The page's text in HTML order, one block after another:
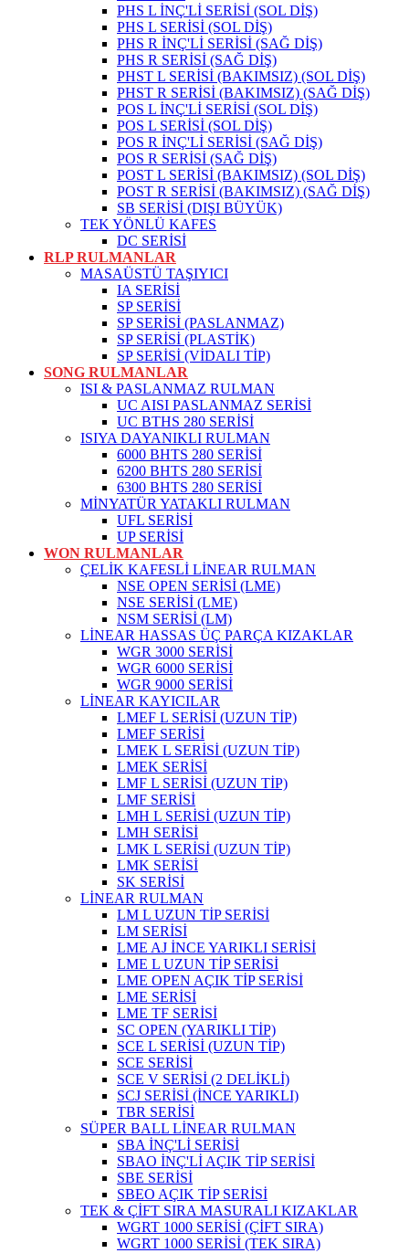
PHS L İNÇ'Lİ SERİSİ (SOL DİŞ)
PHS L SERİSİ (SOL DİŞ)
PHS R İNÇ'Lİ SERİSİ (SAĞ DİŞ)
PHS R SERİSİ (SAĞ DİŞ)
PHST L SERİSİ (BAKIMSIZ) (SOL DİŞ)
PHST R SERİSİ (BAKIMSIZ) (SAĞ DİŞ)
POS L İNÇ'Lİ SERİSİ (SOL DİŞ)
POS L SERİSİ (SOL DİŞ)
POS R İNÇ'Lİ SERİSİ (SAĞ DİŞ)
POS R SERİSİ (SAĞ DİŞ)
POST L SERİSİ (BAKIMSIZ) (SOL DİŞ)
POST R SERİSİ (BAKIMSIZ) (SAĞ DİŞ)
SB SERİSİ (DIŞI BÜYÜK)
TEK YÖNLÜ KAFES
DC SERİSİ
RLP RULMANLAR
MASAÜSTÜ TAŞIYICI
IA SERİSİ
SP SERİSİ
SP SERİSİ (PASLANMAZ)
SP SERİSİ (PLASTİK)
SP SERİSİ (VİDALI TİP)
SONG RULMANLAR
ISI & PASLANMAZ RULMAN
UC AISI PASLANMAZ SERİSİ
UC BTHS 280 SERİSİ
ISIYA DAYANIKLI RULMAN
6000 BHTS 280 SERİSİ
6200 BHTS 280 SERİSİ
6300 BHTS 280 SERİSİ
MİNYATÜR YATAKLI RULMAN
UFL SERİSİ
UP SERİSİ
WON RULMANLAR
ÇELİK KAFESLİ LİNEAR RULMAN
NSE OPEN SERİSİ (LME)
NSE SERİSİ (LME)
NSM SERİSİ (LM)
LİNEAR HASSAS ÜÇ PARÇA KIZAKLAR
WGR 3000 SERİSİ
WGR 6000 SERİSİ
WGR 9000 SERİSİ
LİNEAR KAYICILAR
LMEF L SERİSİ (UZUN TİP)
LMEF SERİSİ
LMEK L SERİSİ (UZUN TİP)
LMEK SERİSİ
LMF L SERİSİ (UZUN TİP)
LMF SERİSİ
LMH L SERİSİ (UZUN TİP)
LMH SERİSİ
LMK L SERİSİ (UZUN TİP)
LMK SERİSİ
SK SERİSİ
LİNEAR RULMAN
LM L UZUN TİP SERİSİ
LM SERİSİ
LME AJ İNCE YARIKLI SERİSİ
LME L UZUN TİP SERİSİ
LME OPEN AÇIK TİP SERİSİ
LME SERİSİ
LME TF SERİSİ
SC OPEN (YARIKLI TİP)
SCE L SERİSİ (UZUN TİP)
SCE SERİSİ
SCE V SERİSİ (2 DELİKLİ)
SCJ SERİSİ (İNCE YARIKLI)
TBR SERİSİ
SÜPER BALL LİNEAR RULMAN
SBA İNÇ'Lİ SERİSİ
SBAO İNÇ'Lİ AÇIK TİP SERİSİ
SBE SERİSİ
SBEO AÇIK TİP SERİSİ
TEK & ÇİFT SIRA MASURALI KIZAKLAR
WGRT 1000 SERİSİ (ÇİFT SIRA)
WGRT 1000 SERİSİ (TEK SIRA)